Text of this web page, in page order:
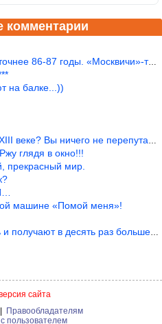
комментарии
86-87 годы. «Москвичи»-то из пер
на балке...))
веке? Вы ничего не перепутали?
глядя в окно!!!
прекрасный мир.
машине «Помой меня»!
в десять раз больше жителей б
сайта
Правообладателям
пользователем